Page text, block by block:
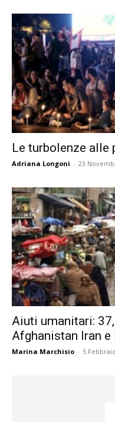
Le turbolenze alle
Adriana Longoni - 23
Aiuti umanitari:
Afghanistan Iran e
Marina Marchisio - 5